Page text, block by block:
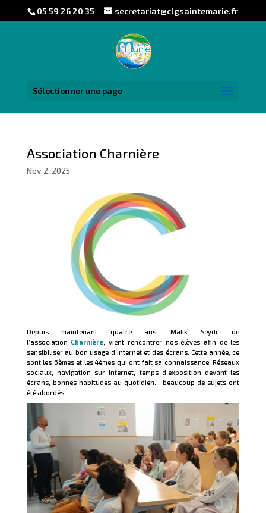
05 59 26 20 35 secretariat@clgsaintemarie.fr
Sélectionner une page
Association Charnière
Nov 2, 2025
Depuis maintenant quatre ans, Malik Seydi, de
l’association Charnière , vient rencontrer nos élèves afin de les
sensibiliser au bon usage d’Internet et des écrans. Cette année, ce
sont les 6èmes et les 4èmes qui ont fait sa connaissance. Réseaux
sociaux, navigation sur Internet, temps d’exposition devant les
écrans, bonnes habitudes au quotidien… beaucoup de sujets ont
été abordés.